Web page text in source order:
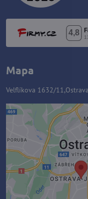
Mapa
Velflíkova 1632/
Zawartość
blokowana
Czy chcesz